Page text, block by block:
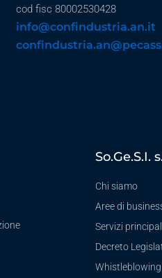
cod fisc 80002530428
info@confindustria.an.it
So.Ge.S.I.
Chi siamo
Aree di
Servizi
Decreto
Whistleblowing